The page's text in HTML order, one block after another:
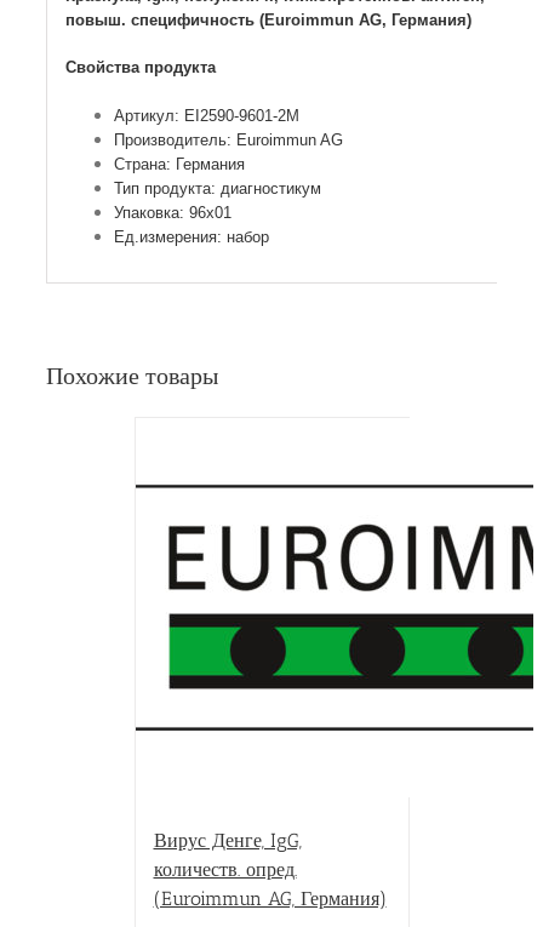
повыш. специфичность (Euroimmun AG, Германия)
Свойства продукта
Артикул: EI2590-9601-2M
Производитель: Euroimmun AG
Страна: Германия
Тип продукта: диагностикум
Упаковка: 96х01
Ед.измерения: набор
Похожие товары
Вирус Денге, IgG,
количеств. опред.
(Euroimmun AG, Германия)